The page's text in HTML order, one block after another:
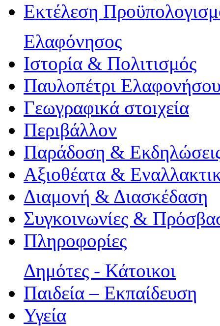
Εκτέλεση
Ελαφόνησος
Ιστορία & Πολιτισμός
Παυλοπέτρι
Γεωγραφικά στοιχεία
Περιβάλλον
Παράδοση &
Αξιοθέατα &
Διαμονή & Διασκέδαση
Συγκοινωνίες &
Πληροφορίες
Δημότες - Κάτοικοι
Παιδεία – Εκπαίδευση
Υγεία